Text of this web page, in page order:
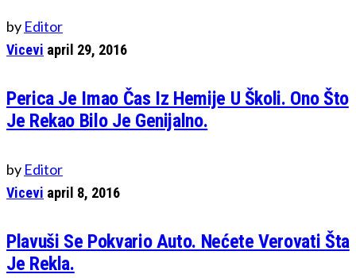
by Editor
Vicevi april 29, 2016
Perica Je Imao Čas Iz Hemije U Školi. Ono Što
Je Rekao Bilo Je Genijalno.
by Editor
Vicevi april 8, 2016
Plavuši Se Pokvario Auto. Nećete Verovati Šta
Je Rekla.